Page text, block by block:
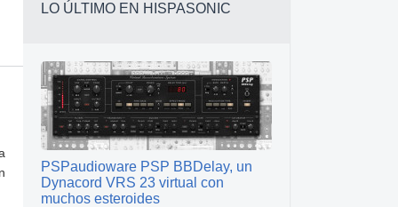
LO ÚLTIMO EN HISPASONIC
PSPaudioware PSP BBDelay, un
Dynacord VRS 23 virtual con
muchos esteroides